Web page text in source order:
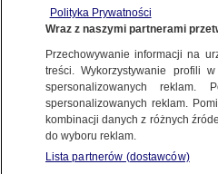
powrotnej z Ankary.
Oprac.Kamila Grenczyn
9.07.2026, 10:08
Posłuchaj artykułu
Czyta lektor AI
Polityka Prywatności
Wraz z naszymi partnerami
Przechowywanie informacji na
treści. Wykorzystywanie profili
spersonalizowanych reklam.
spersonalizowanych reklam.
kombinacji danych z różnych
do wyboru reklam.
Lista partnerów (dostawców)